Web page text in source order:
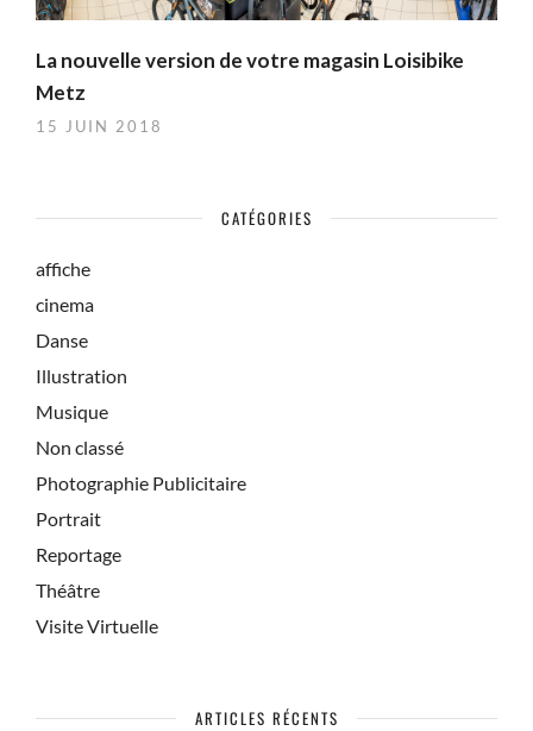
La nouvelle version de votre magasin Loisibike
Metz
15 JUIN 2018
CATÉGORIES
affiche
cinema
Danse
Illustration
Musique
Non classé
Photographie Publicitaire
Portrait
Reportage
Théâtre
Visite Virtuelle
ARTICLES RÉCENTS